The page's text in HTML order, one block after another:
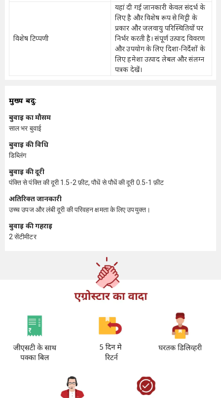
विशेष टिप्पणी
यहां दी गई जानकारी केवल संदर्भ के
लिए है और विशेष रूप से मिट्टी के
प्रकार और जलवायु परिस्थितियों पर
निर्भर करती है। संपूर्ण उत्पाद विवरण
और उपयोग के लिए दिशा-निर्देशों के
लिए हमेशा उत्पाद लेबल और संलग्न
पत्रक देखें।
मुख्य बिंदु:
बुवाई का मौसम
साल भर बुवाई
बुवाई की विधि
डिब्लिंग
बुवाई की दूरी
पंक्ति से पंक्ति की दूरी 1.5-2 फ़ीट, पौधें से पौधें की दूरी 0.5-1 फ़ीट
अतिरिक्त जानकारी
उच्च उपज और लंबी दूरी की परिवहन क्षमता के लिए उपयुक्त।
बुवाई की गहराई
2 सेंटीमीटर